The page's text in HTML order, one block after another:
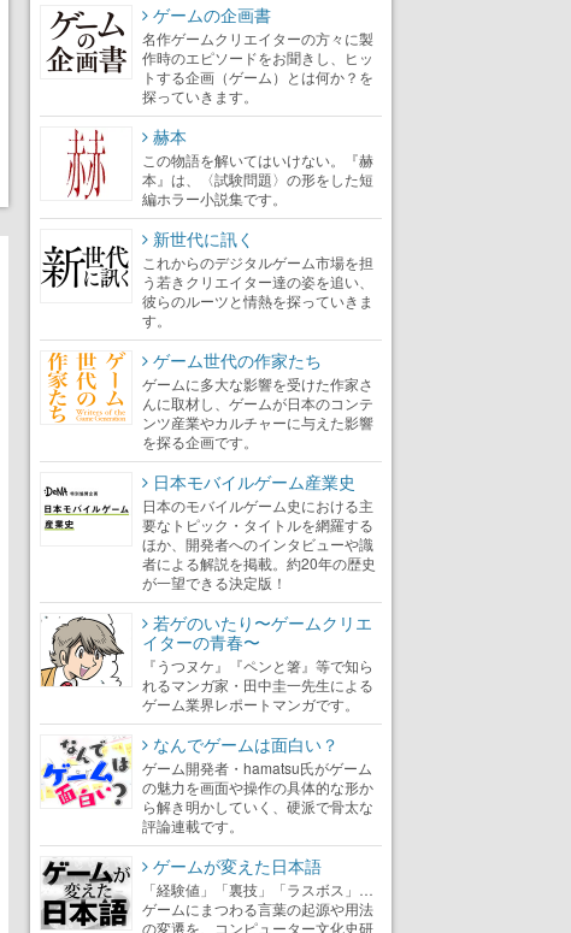
ゲームの企画書
名作ゲームクリエイターの方々に製
作時のエピソードをお聞きし、ヒッ
トする企画（ゲーム）とは何か？を
探っていきます。
赫本
この物語を解いてはいけない。『赫
本』は、〈試験問題〉の形をした短
編ホラー小説集です。
新世代に訊く
これからのデジタルゲーム市場を担
う若きクリエイター達の姿を追い、
彼らのルーツと情熱を探っていきま
す。
ゲーム世代の作家たち
ゲームに多大な影響を受けた作家さ
んに取材し、ゲームが日本のコンテ
ンツ産業やカルチャーに与えた影響
を探る企画です。
日本モバイルゲーム産業史
日本のモバイルゲーム史における主
要なトピック・タイトルを網羅する
ほか、開発者へのインタビューや識
者による解説を掲載。約20年の歴史
が一望できる決定版！
若ゲのいたり〜ゲームクリエ
イターの青春〜
『うつヌケ』『ペンと箸』等で知ら
れるマンガ家・田中圭一先生による
ゲーム業界レポートマンガです。
なんでゲームは面白い？
ゲーム開発者・hamatsu氏がゲーム
の魅力を画面や操作の具体的な形か
ら解き明かしていく、硬派で骨太な
評論連載です。
ゲームが変えた日本語
「経験値」「裏技」「ラスボス」…
ゲームにまつわる言葉の起源や用法
の変遷を、コンピューター文化史研